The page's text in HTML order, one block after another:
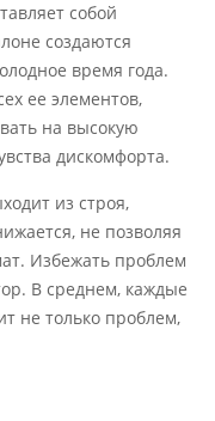
собой
создаются
время года.
ее элементов,
на высокую
дискомфорта.
из строя,
не позволяя
Избежать проблем
В среднем, каждые
не только проблем,